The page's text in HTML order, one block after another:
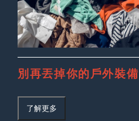
別再丟掉你的戶外裝備
了解更多